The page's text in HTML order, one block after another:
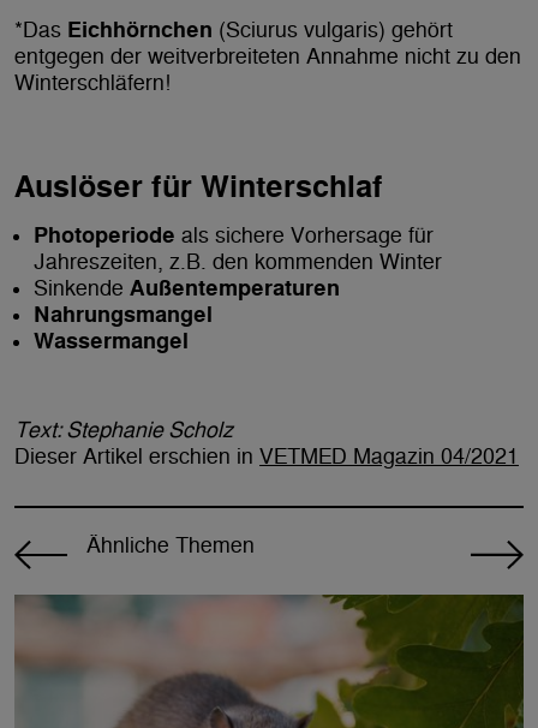
*Das Eichhörnchen (Sciurus vulgaris) gehört
entgegen der weitverbreiteten Annahme nicht zu den
Winterschläfern!
Auslöser für Winterschlaf
Photoperiodeals sichere Vorhersage für
Jahreszeiten, z.B. den kommenden Winter
SinkendeAußentemperaturen
Nahrungsmangel
Wassermangel
Text: Stephanie Scholz
Dieser Artikel erschien in VETMED Magazin 04/2021
Ähnliche Themen